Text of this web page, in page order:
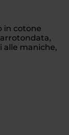
in cotone
arrotondata,
alle maniche,